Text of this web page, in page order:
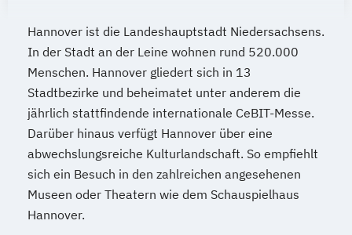
Hannover ist die Landeshauptstadt Niedersachsens.
In der Stadt an der Leine wohnen rund 520.000
Menschen. Hannover gliedert sich in 13
Stadtbezirke und beheimatet unter anderem die
jährlich stattfindende internationale CeBIT-Messe.
Darüber hinaus verfügt Hannover über eine
abwechslungsreiche Kulturlandschaft. So empfiehlt
sich ein Besuch in den zahlreichen angesehenen
Museen oder Theatern wie dem Schauspielhaus
Hannover.